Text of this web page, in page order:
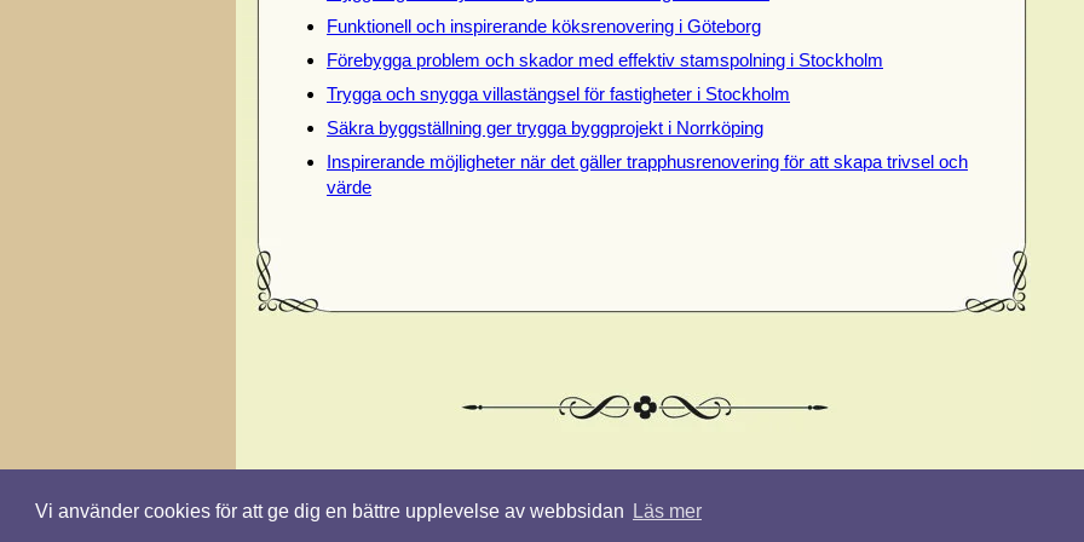
Vi använder cookies för att ge dig en bättre upplevelse av webbsidan Läs mer
Funktionell och inspirerande köksrenovering i Göteborg
Förebygga problem och skador med effektiv stamspolning i Stockholm
Trygga och snygga villastängsel för fastigheter i Stockholm
Säkra byggställning ger trygga byggprojekt i Norrköping
Inspirerande möjligheter när det gäller trapphusrenovering för att skapa trivsel och
värde
© 2026 Renoveringstips.nu. Alla rättigheter förbehållna.